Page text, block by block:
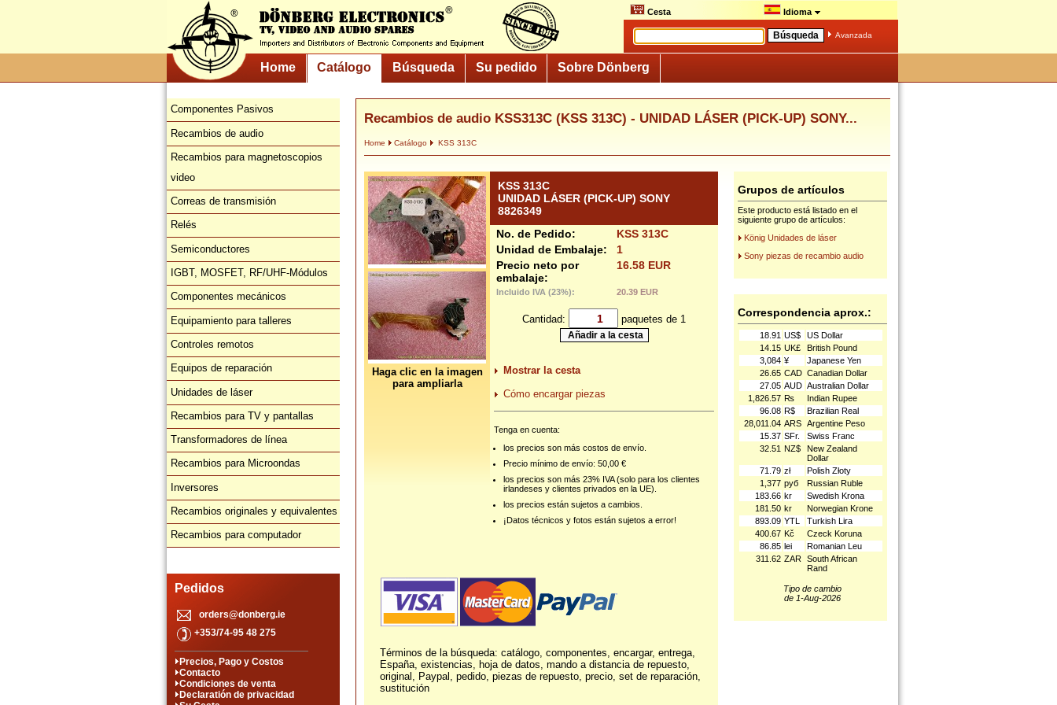
Cesta Idioma
Avanzada
Home Catálogo Búsqueda Su pedido Sobre Dönberg
Componentes Pasivos
Recambios de audio
Recambios para magnetoscopios
video
Correas de transmisión
Relés
Semiconductores
IGBT, MOSFET, RF/UHF-Módulos
Componentes mecánicos
Equipamiento para talleres
Controles remotos
Equipos de reparación
Unidades de láser
Recambios para TV y pantallas
Transformadores de línea
Recambios para Microondas
Inversores
Recambios originales y equivalentes
Recambios para computador
Pedidos
orders@donberg.ie
+353/74-95 48 275
Precios, Pago y Costos
Contacto
Condiciones de venta
Declaratión de privacidad
Recambios de audio KSS313C (KSS 313C) - UNIDAD LÁSER (PICK-UP) SONY...
Home Catálogo KSS 313C
Haga clic en la imagen
para ampliarla
KSS 313C
UNIDAD LÁSER (PICK-UP) SONY
8826349
No. de Pedido:
KSS 313C
Unidad de Embalaje:
1
Precio neto por
embalaje:
16.58 EUR
Incluido IVA (23%): 20.39 EUR
Cantidad: paquetes de 1
Mostrar la cesta
Cómo encargar piezas
Tenga en cuenta:
los precios son más costos de envío.
Precio mínimo de envío: 50,00 €
los precios son más 23% IVA (solo para los clientes
irlandeses y clientes privados en la UE).
los precios están sujetos a cambios.
¡Datos técnicos y fotos están sujetos a error!
Términos de la búsqueda: catálogo, componentes, encargar, entrega,
España, existencias, hoja de datos, mando a distancia de repuesto,
original, Paypal, pedido, piezas de repuesto, precio, set de reparación,
sustitución
Grupos de artículos
Este producto está listado en el
siguiente grupo de artículos:
König Unidades de láser
Sony piezas de recambio audio
Correspondencia aprox.:
18.91 US$
US Dollar
14.15 UK£
British Pound
3,084 ¥
Japanese Yen
26.65 CAD Canadian Dollar
27.05 AUD Australian Dollar
1,826.57 ₨
Indian Rupee
96.08 R$
Brazilian Real
28,011.04 ARS Argentine Peso
15.37 SFr.
Swiss Franc
32.51 NZ$
New Zealand
Dollar
71.79 zł
Polish Złoty
1,377 руб
Russian Ruble
183.66 kr
Swedish Krona
181.50 kr
Norwegian Krone
893.09 YTL
Turkish Lira
400.67 Kč
Czeck Koruna
86.85 lei
Romanian Leu
311.62 ZAR South African
Rand
Tipo de cambio
de 1-Aug-2026